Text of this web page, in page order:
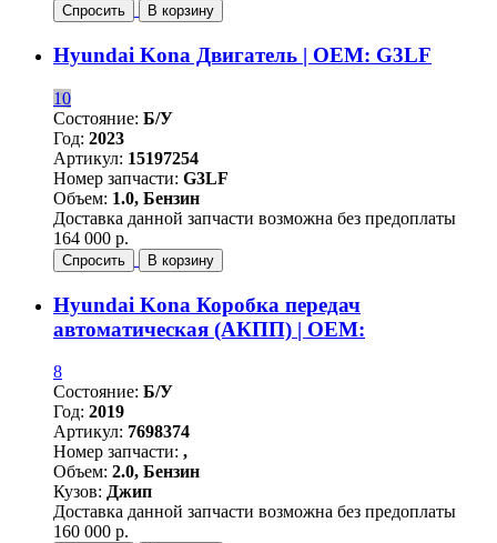
Спросить В корзину
Hyundai Kona Двигатель | OEM: G3LF
10
Состояние: Б/У
Год: 2023
Артикул: 15197254
Номер запчасти: G3LF
Объем: 1.0, Бензин
Доставка данной запчасти возможна без предоплаты
164 000 р.
Спросить В корзину
Hyundai Kona Коробка передач
автоматическая (АКПП) | OEM:
8
Состояние: Б/У
Год: 2019
Артикул: 7698374
Номер запчасти: ,
Объем: 2.0, Бензин
Кузов: Джип
Доставка данной запчасти возможна без предоплаты
160 000 р.